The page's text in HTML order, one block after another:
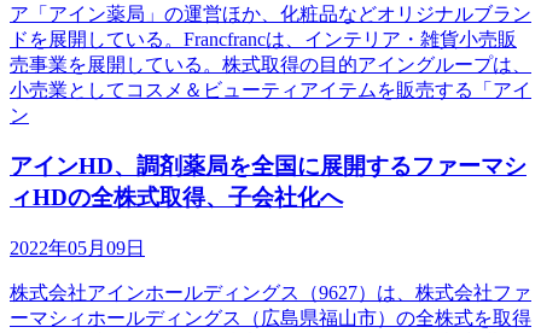
ア「アイン薬局」の運営ほか、化粧品などオリジナルブラン
ドを展開している。Francfrancは、インテリア・雑貨小売販
売事業を展開している。株式取得の目的アイングループは、
小売業としてコスメ＆ビューティアイテムを販売する「アイ
ン
アインHD、調剤薬局を全国に展開するファーマシ
ィHDの全株式取得、子会社化へ
2022年05月09日
株式会社アインホールディングス（9627）は、株式会社ファ
ーマシィホールディングス（広島県福山市）の全株式を取得